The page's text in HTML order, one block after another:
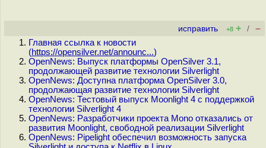
исправить +8 + / –
Главная ссылка к новости
(https://opensilver.net/announc...)
OpenNews: Выпуск платформы OpenSilver 3.1,
продолжающей развитие технологии Silverlight
OpenNews: Доступна платформа OpenSilver 3.0,
продолжающая развитие технологии Silverlight
OpenNews: Тестовый выпуск Moonlight 4 с поддержкой
технологии Silverlight 4
OpenNews: Разработчики проекта Mono отказались от
развития Moonlight, свободной реализации Silverlight
OpenNews: Pipelight обеспечил возможность запуска